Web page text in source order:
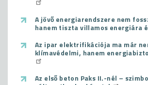
A jövő energiarendszere nem
hanem tiszta villamos energiára
Az ipar elektrifikációja ma már
klímavédelmi, hanem
Az első beton Paks II.-nél –